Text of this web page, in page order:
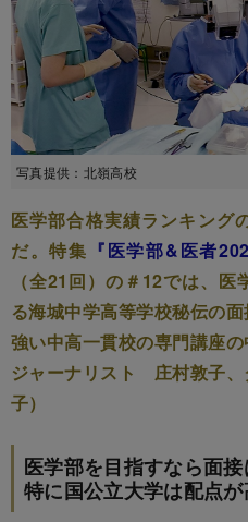
写真提供：北嶺高校
医学部合格実績ランキング
だ。特集 『医学部&医者
（全21回）の＃12では、
る海城中学高等学校秘伝の
強い中高一貫校の専門講座
ジャーナリスト 庄村敦子
子）
医学部を目指すなら面
特に国公立大学は配点